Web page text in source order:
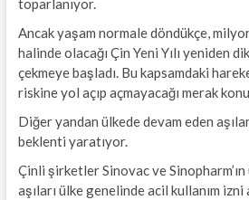
toparlanıyor.
Ancak yaşam normale döndükçe,
halinde olacağı Çin Yeni Yılı yeniden
çekmeye başladı. Bu kapsamdaki
riskine yol açıp açmayacağı merak
Diğer yandan ülkede devam eden
beklenti yaratıyor.
Çinli şirketler Sinovac ve
aşıları ülke genelinde acil kullanım izni